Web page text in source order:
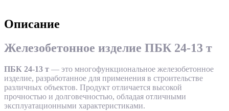
Описание
Железобетонное изделие ПБК 24-13 т
ПБК 24-13 т — это многофункциональное железобетонное
изделие, разработанное для применения в строительстве
различных объектов. Продукт отличается высокой
прочностью и долговечностью, обладая отличными
эксплуатационными характеристиками.